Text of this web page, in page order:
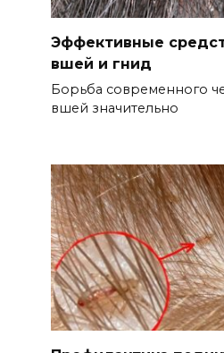
Эффективные
вшей и гнид
Борьба современного
вшей значительно